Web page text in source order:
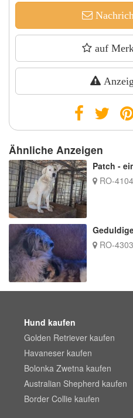
auf
Ähnliche Anzeigen
Patch -
RO-
RO-
Hund kaufen
Golden Retriever kaufen
Havaneser kaufen
Bolonka Zwetna kaufen
Australian Shepherd kaufen
Border Collie kaufen